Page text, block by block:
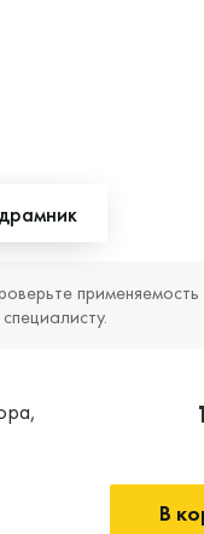
применяемость
В